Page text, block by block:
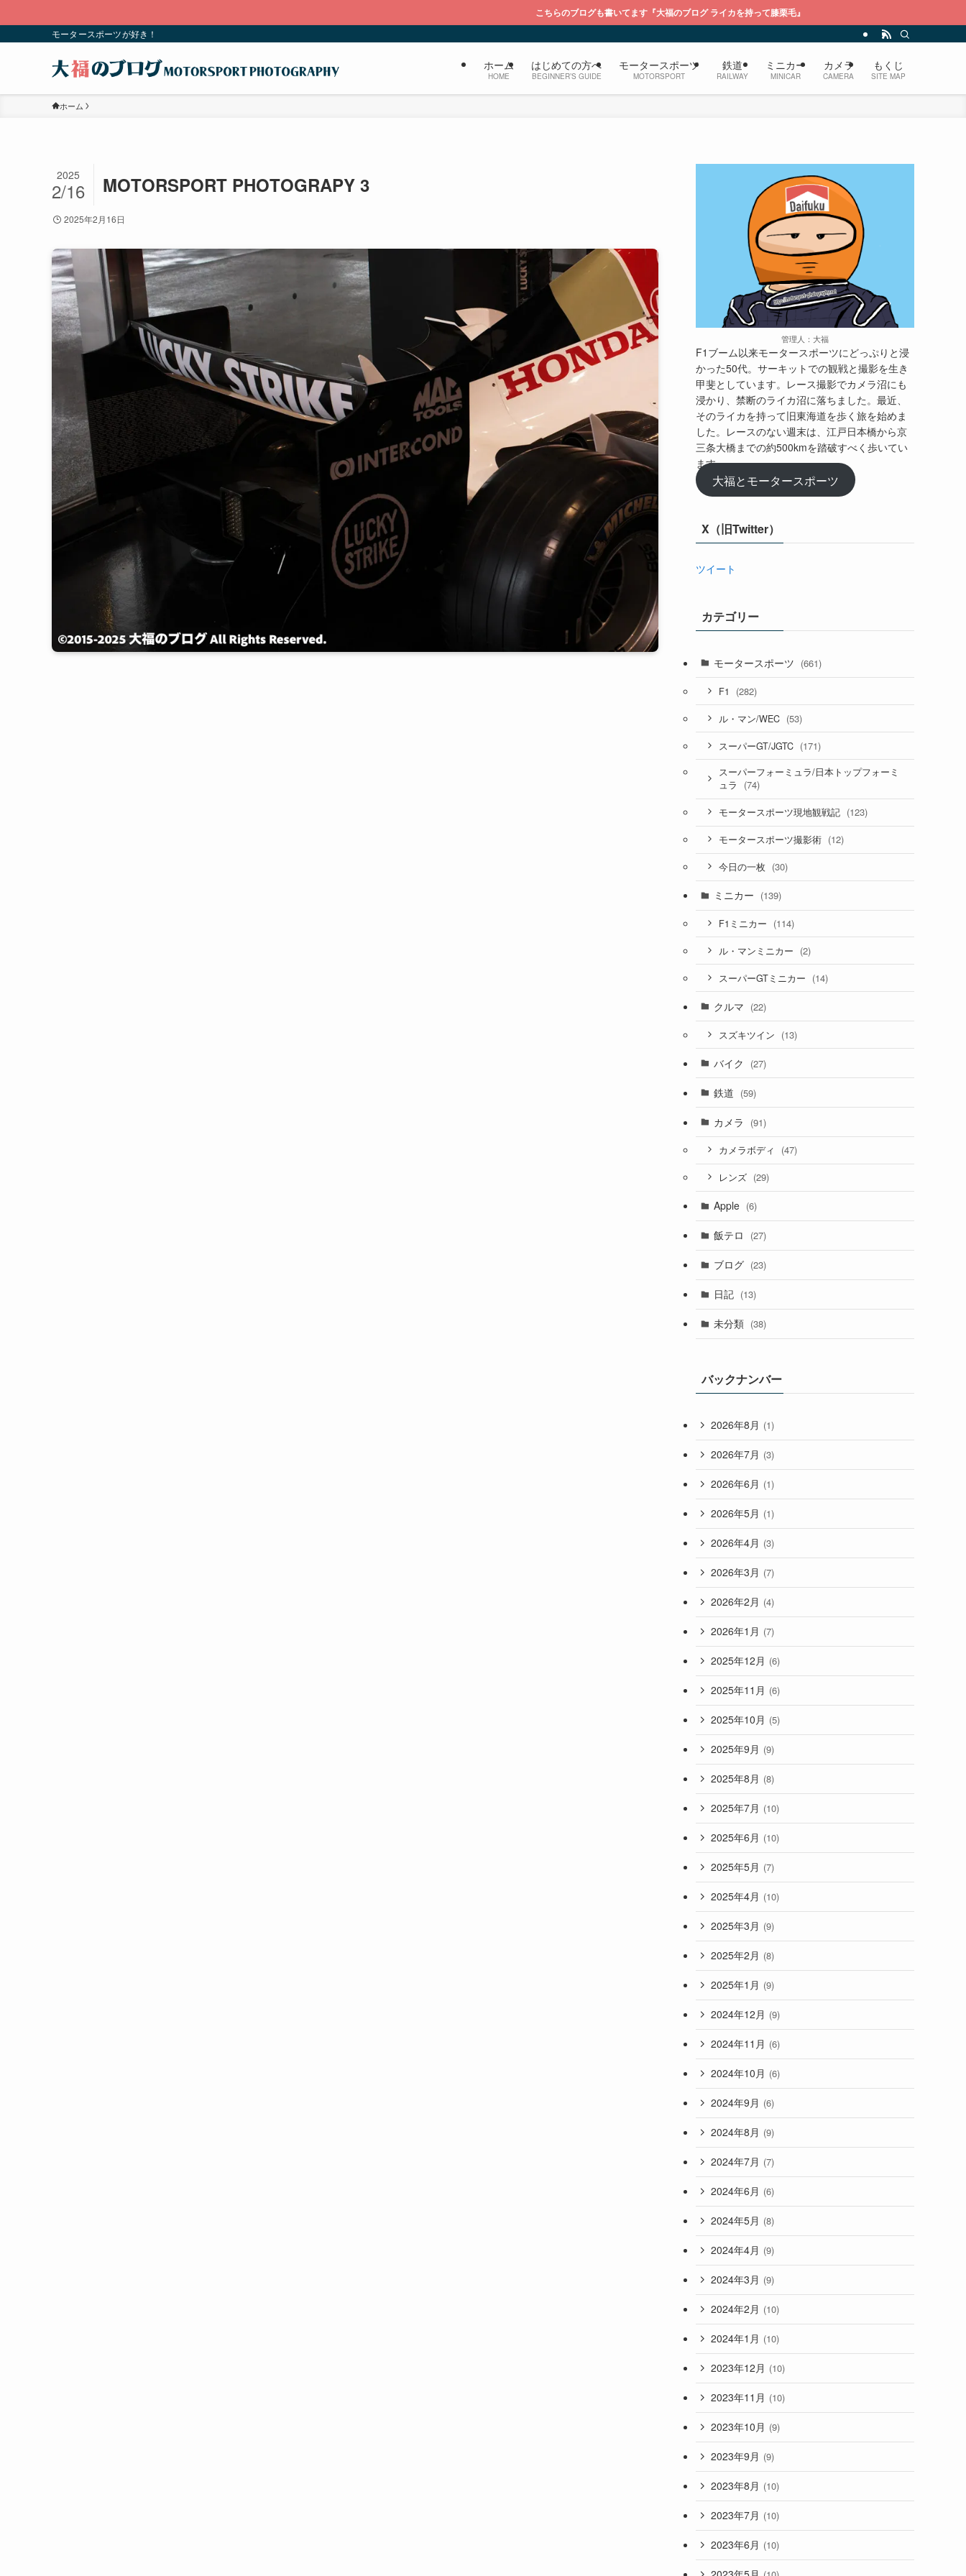
こちらのブログも書いてます『大福のブログ ライカを持って膝栗毛』
モータースポーツが好き！
ホーム
HOME
はじめての方へ
BEGINNER’S GUIDE
モータースポーツ
MOTORSPORT
鉄道
RAILWAY
ミニカー
MINICAR
カメラ
CAMERA
もくじ
SITE MAP
ホーム
MOTORSPORT PHOTOGRAPY 3
2025
2/16
2025年2月16日
管理人：大福
F1ブーム以来モータースポーツにどっぷりと浸
かった50代。サーキットでの観戦と撮影を生き
甲斐としています。レース撮影でカメラ沼にも
浸かり、禁断のライカ沼に落ちました。最近、
そのライカを持って旧東海道を歩く旅を始めま
した。レースのない週末は、江戸日本橋から京
三条大橋までの約500kmを踏破すべく歩いてい
ます。
大福とモータースポーツ
X（旧Twitter）
ツイート
カテゴリー
モータースポーツ (661)
F1 (282)
ル・マン/WEC (53)
スーパーGT/JGTC (171)
スーパーフォーミュラ/日本トップフォーミ
ュラ
(74)
モータースポーツ現地観戦記 (123)
モータースポーツ撮影術 (12)
今日の一枚 (30)
ミニカー (139)
F1ミニカー (114)
ル・マンミニカー (2)
スーパーGTミニカー (14)
クルマ (22)
スズキツイン (13)
バイク (27)
鉄道 (59)
カメラ (91)
カメラボディ (47)
レンズ (29)
Apple (6)
飯テロ (27)
ブログ (23)
日記 (13)
未分類 (38)
バックナンバー
2026年8月 (1)
2026年7月 (3)
2026年6月 (1)
2026年5月 (1)
2026年4月 (3)
2026年3月 (7)
2026年2月 (4)
2026年1月 (7)
2025年12月 (6)
2025年11月 (6)
2025年10月 (5)
2025年9月 (9)
2025年8月 (8)
2025年7月 (10)
2025年6月 (10)
2025年5月 (7)
2025年4月 (10)
2025年3月 (9)
2025年2月 (8)
2025年1月 (9)
2024年12月 (9)
2024年11月 (6)
2024年10月 (6)
2024年9月 (6)
2024年8月 (9)
2024年7月 (7)
2024年6月 (6)
2024年5月 (8)
2024年4月 (9)
2024年3月 (9)
2024年2月 (10)
2024年1月 (10)
2023年12月 (10)
2023年11月 (10)
2023年10月 (9)
2023年9月 (9)
2023年8月 (10)
2023年7月 (10)
2023年6月 (10)